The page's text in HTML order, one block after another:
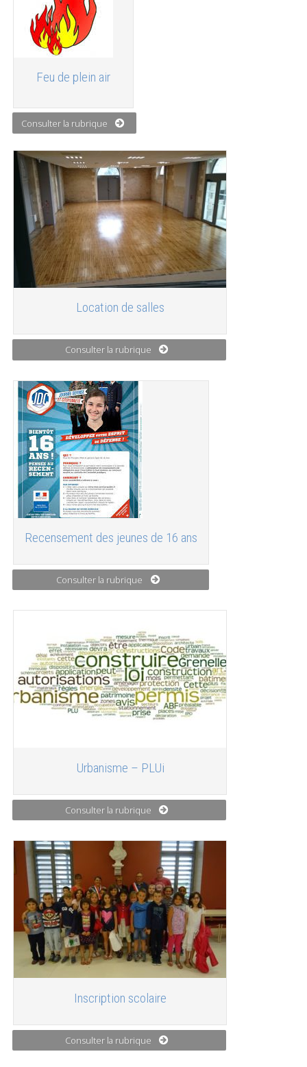
Feu de plein air
Consulter la rubrique
Location de salles
Consulter la rubrique
Recensement des jeunes de 16 ans
Consulter la rubrique
Urbanisme – PLUi
Consulter la rubrique
Inscription scolaire
Consulter la rubrique